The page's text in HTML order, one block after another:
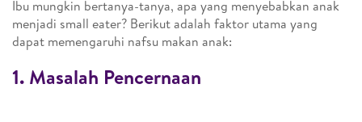
Ibu mungkin bertanya-tanya, apa yang menyebabkan anak
menjadi small eater? Berikut adalah faktor utama yang
dapat memengaruhi nafsu makan anak:
1. Masalah Pencernaan